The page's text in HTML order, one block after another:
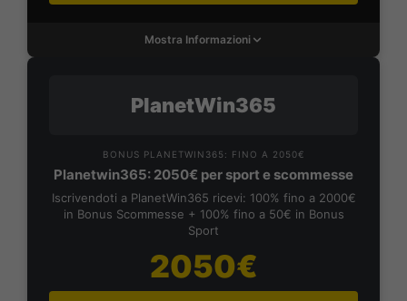
Mostra Informazioni
PlanetWin365
BONUS PLANETWIN365: FINO A 2050€
Planetwin365: 2050€ per sport e scommesse
Iscrivendoti a PlanetWin365 ricevi: 100% fino a 2000€
in Bonus Scommesse + 100% fino a 50€ in Bonus
Sport
2050€